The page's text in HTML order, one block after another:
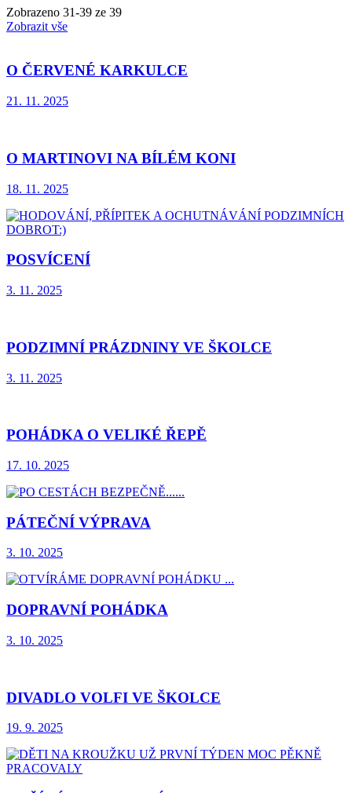
Zobrazeno 31-39 ze 39
Zobrazit vše
O ČERVENÉ KARKULCE
21. 11. 2025
O MARTINOVI NA BÍLÉM KONI
18. 11. 2025
POSVÍCENÍ
3. 11. 2025
PODZIMNÍ PRÁZDNINY VE ŠKOLCE
3. 11. 2025
POHÁDKA O VELIKÉ ŘEPĚ
17. 10. 2025
PÁTEČNÍ VÝPRAVA
3. 10. 2025
DOPRAVNÍ POHÁDKA
3. 10. 2025
DIVADLO VOLFI VE ŠKOLCE
19. 9. 2025